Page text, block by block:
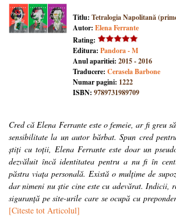
Titlu: Tetralogia Napolitană
Autor: Elena Ferrante
Rating:
Editura: Pandora - M
Anul aparitiei: 2015 - 2016
Traducere: Cerasela Barbone
Numar pagini: 1222
ISBN: 9789731989709
Cred că Elena Ferrante este o femeie, ar fi greu
sensibilitate la un autor bărbat. Spun cred
știți cu toții, Elena Ferrante este doar un
dezvăluit încă identitatea pentru a nu fi în
păstra viața personală. Există o mulțime de
dar nimeni nu știe cine este cu adevărat. Indicii,
siguranță pe site-urile care se ocupă cu
[Citeste tot Articolul]